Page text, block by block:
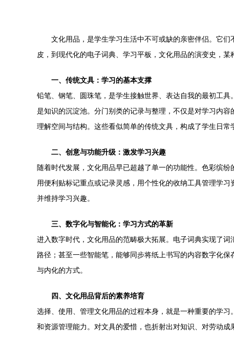
文化用品，是学生学习生活中不可或缺的亲密伴侣。它
皮，到现代化的电子词典、学习平板，文化用品的演变史，某
一、传统文具：学习的基本支撑
铅笔、钢笔、圆珠笔，是学生接触世界、表达自我的最初工
是知识的沉淀池。分门别类的记录与整理，不仅是对学习内
理解空间与结构。这些看似简单的传统文具，构成了学生日常
二、创意与功能升级：激发学习兴趣
随着时代发展，文化用品早已超越了单一的功能性。色彩缤
用便利贴标记重点或记录灵感，用个性化的收纳工具管理学
并维持学习兴趣。
三、数字化与智能化：学习方式的革新
进入数字时代，文化用品的范畴极大拓展。电子词典实现了
路径；甚至一些智能笔，能够同步将纸上书写的内容数字化
与内化的方式。
四、文化用品背后的素养培育
选择、使用、管理文化用品的过程本身，就是一种重要的学
和资源管理能力。对文具的爱惜，也折射出对知识、对劳动